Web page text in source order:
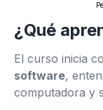
¿Qué
El curso inicia
software,
computadora y